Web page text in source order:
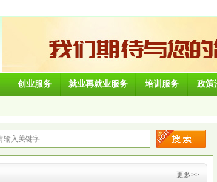
创业服务 就业再就业服务 培训服务 政策
更多>>